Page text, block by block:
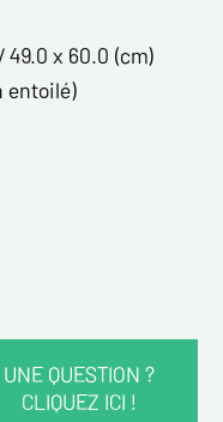
49.0 x 60.0 (cm)
entoilé)
UNE QUESTION ?
CLIQUEZ ICI !